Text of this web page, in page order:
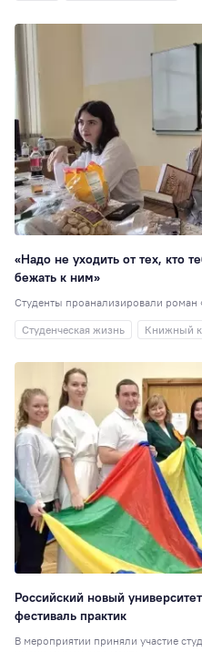
«Надо не уходить от тех, кто
бежать к ним»
Студенты проанализировали
Студенческая жизнь
Книжный
Российский новый
фестиваль практик
В мероприятии приняли участие